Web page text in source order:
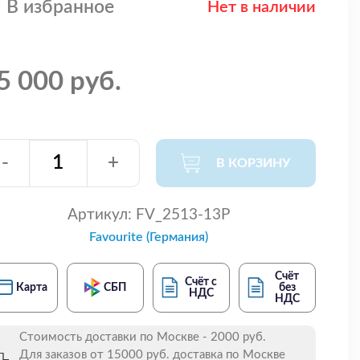
В избранное Нет в наличии
000 руб.
- + В КОРЗИНУ
Артикул: FV_2513-13P
Favourite (Германия)
Карта СБП
Счёт с
НДС
Счёт
без
НДС
Стоимость доставки по Москве - 2000 руб.
Для заказов от 15000 руб. доставка по Москве